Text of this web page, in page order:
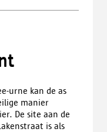
urne kan de as
manier
De site aan de
is als